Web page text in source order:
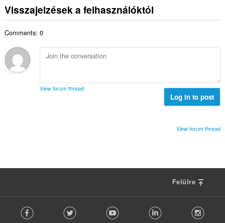
Visszajelzések a felhasználóktól
Comments: 0
View forum thread
Log in to post
View forum thread
Felülre
o Facebook Twitter Youtube LinkedIn